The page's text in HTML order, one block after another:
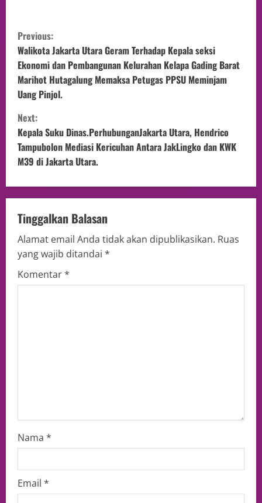
Previous:
Walikota Jakarta Utara Geram Terhadap Kepala seksi
Ekonomi dan Pembangunan Kelurahan Kelapa Gading Barat
Marihot Hutagalung Memaksa Petugas PPSU Meminjam
Uang Pinjol.
Next:
Kepala Suku Dinas.PerhubunganJakarta Utara, Hendrico
Tampubolon Mediasi Kericuhan Antara JakLingko dan KWK
M39 di Jakarta Utara.
Tinggalkan Balasan
Alamat email Anda tidak akan dipublikasikan. Ruas
yang wajib ditandai *
Komentar*
Nama *
Email *